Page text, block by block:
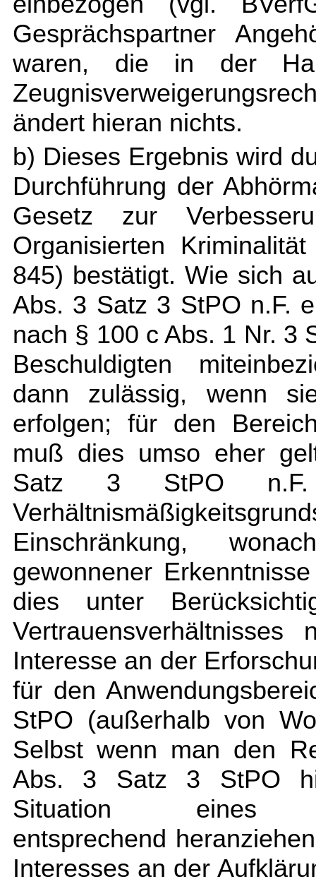
Gesprächspartner
waren, die in der
ändert hieran nichts.
b) Dieses Ergebnis wird
Durchführung der
Gesetz zur
Organisierten
845) bestätigt. Wie sich
Abs. 3 Satz 3 StPO n.F.
nach § 100 c Abs. 1 Nr. 3
Beschuldigten
dann zulässig, wenn
erfolgen; für den
muß dies umso eher
Satz 3 StPO n.F.
Einschränkung,
gewonnener
dies unter
Interesse an der
für den
StPO (außerhalb von
Selbst wenn man den
Abs. 3 Satz 3 StPO
Situation eines
entsprechend
Interesses an der